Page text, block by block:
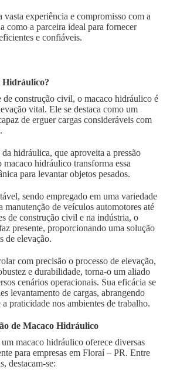
vasta experiência e compromisso com a
como a parceira ideal para fornecer
e confiáveis.
Hidráulico?
construção civil, o macaco hidráulico é
vital. Ele se destaca como um
de erguer cargas consideráveis com
hidráulica, que aproveita a pressão
hidráulico transforma essa
para levantar objetos pesados.
sendo empregado em uma variedade
manutenção de veículos automotores até
de construção civil e na indústria, o
presente, proporcionando uma solução
de elevação.
com precisão o processo de elevação,
e durabilidade, torna-o um aliado
cenários operacionais. Sua eficácia se
levantamento de cargas, abrangendo
a praticidade nos ambientes de trabalho.
de Macaco Hidráulico
macaco hidráulico oferece diversas
para empresas em Floraí – PR. Entre
destacam-se: